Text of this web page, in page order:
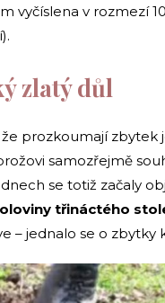
vyčíslena v rozmezí
zlatý důl
prozkoumají zbytek
samozřejmě
se totiž začaly
třináctého
– jednalo se o zbytky